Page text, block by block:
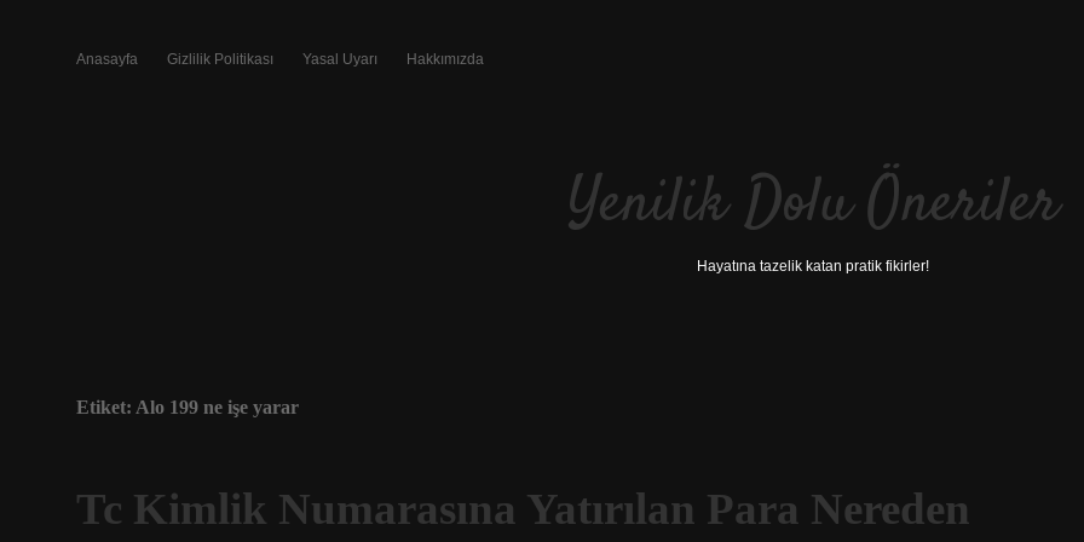
Anasayfa Gizlilik Politikası Yasal Uyarı Hakkımızda
Yenilik Dolu Öneriler
Hayatına tazelik katan pratik fikirler!
Etiket: Alo 199 ne işe yarar
Tc Kimlik Numarasına Yatırılan Para Nereden